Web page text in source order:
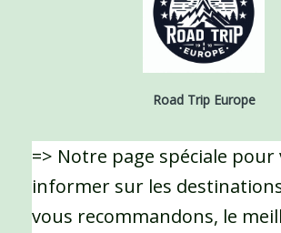
Road Trip Europe
=> Notre page spéciale pour
informer sur les
vous recommandons, le